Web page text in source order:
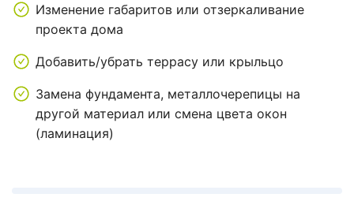
Изменение габаритов или отзеркаливание
проекта дома
Добавить/убрать террасу или крыльцо
Замена фундамента, металлочерепицы на
другой материал или смена цвета окон
(ламинация)